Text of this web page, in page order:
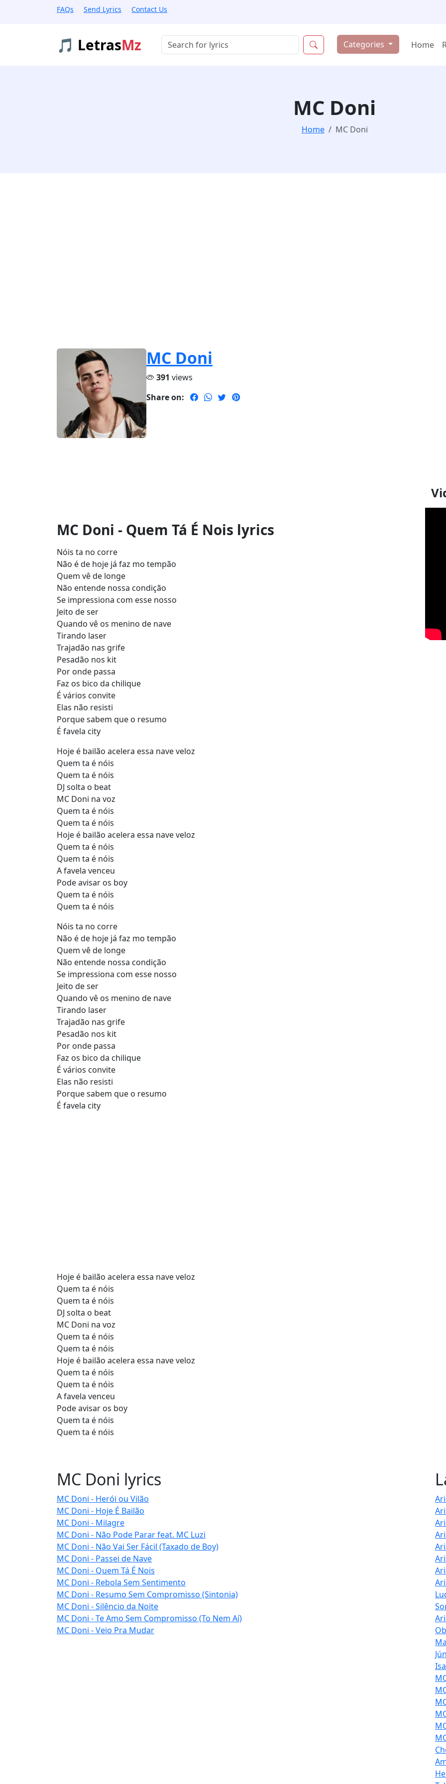
FAQs Send Lyrics Contact Us
🎵 LetrasMz Buscar músicas Categories Home
MC Doni
Home MC Doni
MC Doni
391 views
Share on:
MC Doni - Quem Tá É Nois lyrics
Nóis ta no corre
Não é de hoje já faz mo tempão
Quem vê de longe
Não entende nossa condição
Se impressiona com esse nosso
Jeito de ser
Quando vê os menino de nave
Tirando laser
Trajadão nas grife
Pesadão nos kit
Por onde passa
Faz os bico da chilique
É vários convite
Elas não resisti
Porque sabem que o resumo
É favela city
Hoje é bailão acelera essa nave veloz
Quem ta é nóis
Quem ta é nóis
DJ solta o beat
MC Doni na voz
Quem ta é nóis
Quem ta é nóis
Hoje é bailão acelera essa nave veloz
Quem ta é nóis
Quem ta é nóis
A favela venceu
Pode avisar os boy
Quem ta é nóis
Quem ta é nóis
Nóis ta no corre
Não é de hoje já faz mo tempão
Quem vê de longe
Não entende nossa condição
Se impressiona com esse nosso
Jeito de ser
Quando vê os menino de nave
Tirando laser
Trajadão nas grife
Pesadão nos kit
Por onde passa
Faz os bico da chilique
É vários convite
Elas não resisti
Porque sabem que o resumo
É favela city
Hoje é bailão acelera essa nave veloz
Quem ta é nóis
Quem ta é nóis
DJ solta o beat
MC Doni na voz
Quem ta é nóis
Quem ta é nóis
Hoje é bailão acelera essa nave veloz
Quem ta é nóis
Quem ta é nóis
A favela venceu
Pode avisar os boy
Quem ta é nóis
Quem ta é nóis
MC Doni lyrics
MC Doni - Herói ou Vilão
MC Doni - Hoje É Bailão
MC Doni - Milagre
MC Doni - Não Pode Parar feat. MC Luzi
MC Doni - Não Vai Ser Fácil (Taxado de Boy)
MC Doni - Passei de Nave
MC Doni - Quem Tá É Nois
MC Doni - Rebola Sem Sentimento
MC Doni - Resumo Sem Compromisso (Sintonia)
MC Doni - Silêncio da Noite
MC Doni - Te Amo Sem Compromisso (To Nem Aí)
MC Doni - Veio Pra Mudar